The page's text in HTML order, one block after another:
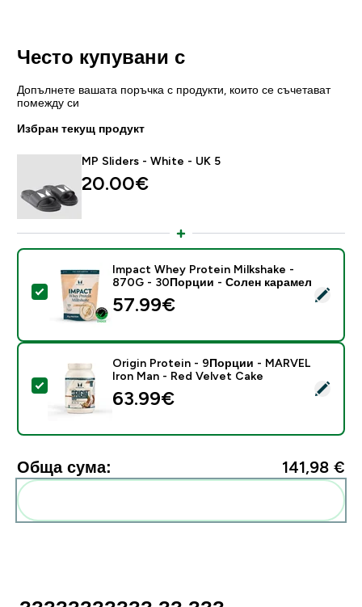
Често купувани с
Допълнете вашата поръчка с продукти, които се съчетават
помежду си
Избран текущ продукт
MP Sliders - White - UK 5
20.00€‎
Select this product - Impact Whey Protein
Impact Whey Protein Milkshake -
870G - 30Порции - Солен карамел
57.99€‎
Select this product - Origin Protein - 9Порции -
Origin Protein - 9Порции - MARVEL
Iron Man - Red Velvet Cake
63.99€‎
Обща сума: 141,98 €‎